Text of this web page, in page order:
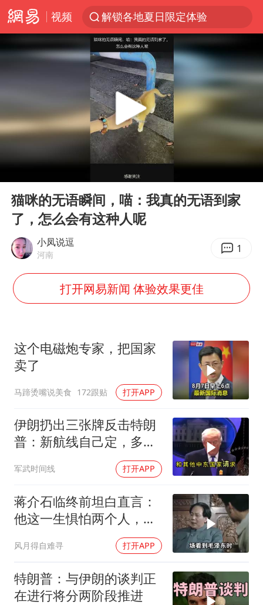
视频
解锁各地夏日限定体验
河南重大刑事案嫌疑人落网
马克·艾伦退出斯诺克中国公开赛
金饰克价一夜涨回1300元
白海豚将正面袭击贯穿浙江
酒店回应车内过夜被收150元
牛津大学一纸声明甩不了锅
浙江台州《告全体市民书》
董璇小酒窝朵朵为佟丽娅庆生
36岁男演员成景区NPC后人气爆棚
人民的健康、体质、幸福一脉相承
Play
猫咪的无语瞬间，喵：我真的无语到家
了，怎么会有这种人呢
小凤说逗
河南 1
打开网易新闻 体验效果更佳
这个电磁炮专家，把国家
卖了
马蹄烫嘴说美食 172跟贴 打开APP
伊朗扔出三张牌反击特朗
普：新航线自己定，多国
保证不参战，海峡不回战
前状态
军武时间线 打开APP
蒋介石临终前坦白直言：
他这一生惧怕两个人，却
风月得自难寻 打开APP
特朗普：与伊朗的谈判正
在进行将分两阶段推进